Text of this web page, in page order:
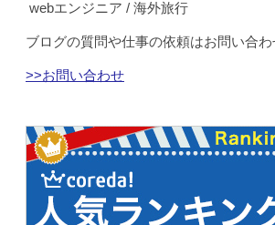
webエンジニア / 海外旅行
ブログの質問や仕事の依頼はお問い合
>>お問い合わせ